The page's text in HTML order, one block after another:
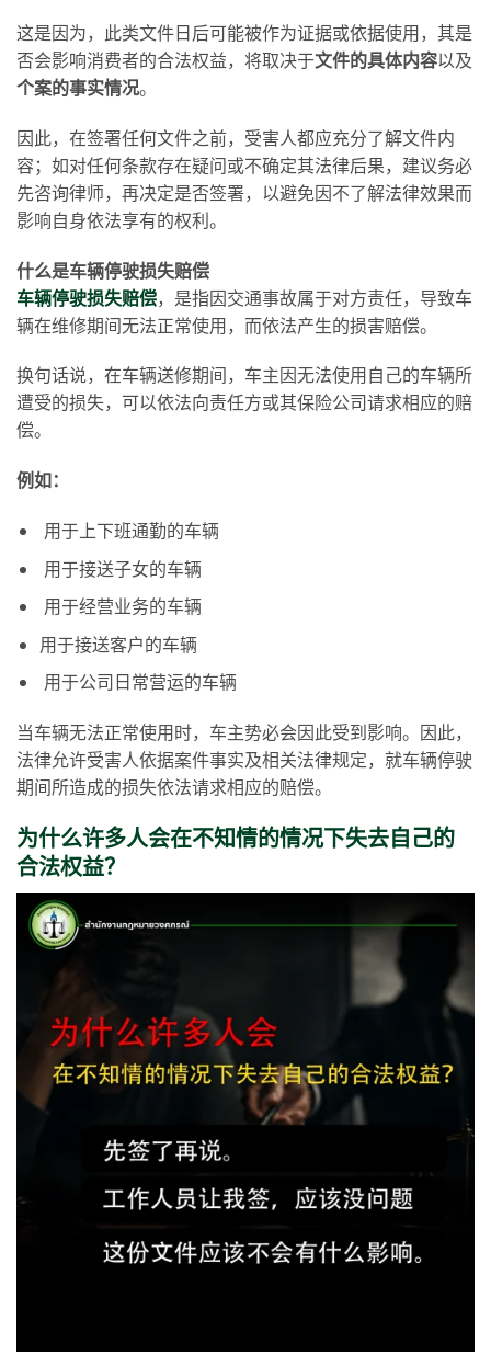
这是因为，此类文件日后可能被作为证据或依据使用，其是
否会影响消费者的合法权益，将取决于文件的具体内容以及
个案的事实情况。
因此，在签署任何文件之前，受害人都应充分了解文件内
容；如对任何条款存在疑问或不确定其法律后果，建议务必
先咨询律师，再决定是否签署，以避免因不了解法律效果而
影响自身依法享有的权利。
什么是车辆停驶损失赔偿
车辆停驶损失赔偿，是指因交通事故属于对方责任，导致车
辆在维修期间无法正常使用，而依法产生的损害赔偿。
换句话说，在车辆送修期间，车主因无法使用自己的车辆所
遭受的损失，可以依法向责任方或其保险公司请求相应的赔
偿。
例如：
用于上下班通勤的车辆
用于接送子女的车辆
用于经营业务的车辆
用于接送客户的车辆
用于公司日常营运的车辆
当车辆无法正常使用时，车主势必会因此受到影响。因此，
法律允许受害人依据案件事实及相关法律规定，就车辆停驶
期间所造成的损失依法请求相应的赔偿。
为什么许多人会在不知情的情况下失去自己的
合法权益？